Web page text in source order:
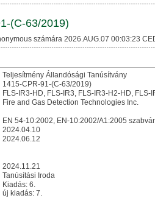
(C-63/2019)
számára 2026.AUG.07 00:03:23
Teljesítmény Állandósági Tanúsítvány
1415-CPR-91-(C-63/2019)
FLS-IR3-HD, FLS-IR3, FLS-IR3-H2-HD,
Fire and Gas Detection Technologies Inc.
EN 54-10:2002, EN-10:2002/A1:2005
2024.04.10
2024.06.12
2024.11.21
Tanúsítási Iroda
Kiadás: 6.
új kiadás: 7.